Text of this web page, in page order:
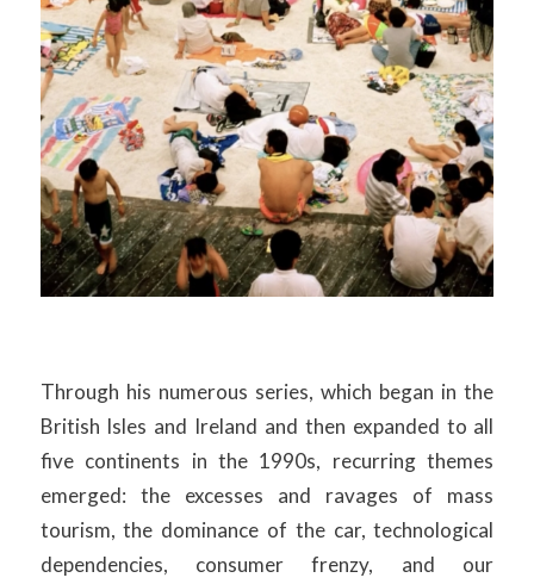
Through his numerous series, which began in the
British Isles and Ireland and then expanded to all
five continents in the 1990s, recurring themes
emerged: the excesses and ravages of mass
tourism, the dominance of the car, technological
dependencies, consumer frenzy, and our